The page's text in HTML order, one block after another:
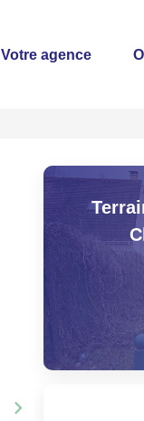
Votre agence